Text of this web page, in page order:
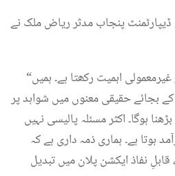
پنجاب مدثر ریاض ملک نے
“یہ پالیسی ڈائیلاگ ہمارے لیے غیرمعمولی اہمیت رکھتا ہے۔ ہمیں
بجائے حقیقی معنوں میں شواہد پر
ہوگا۔ اکثر مسئلہ پالیسی نہیں
ہوتا ہے۔ ہماری ذمہ داری ہے کہ
نفاذ ایکشن پلان میں تبدیل